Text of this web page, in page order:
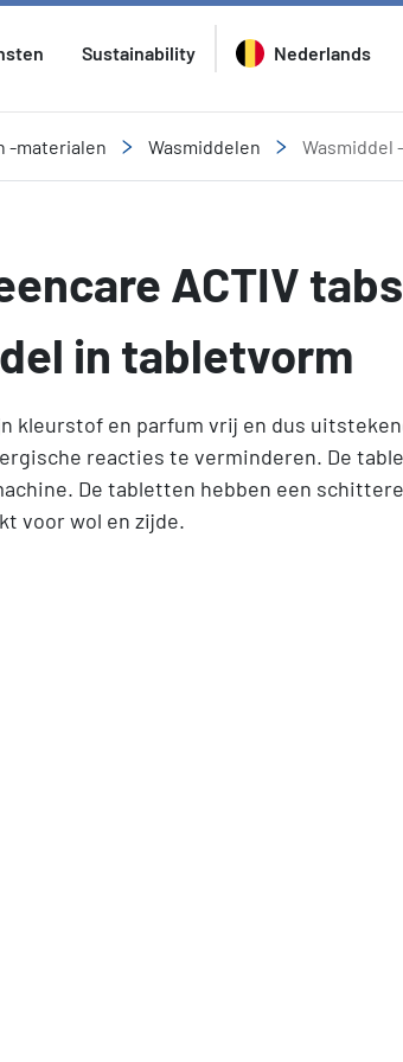
Sustainability Nederlands
-materialen Wasmiddelen Wasmiddel
ACTIV
in tabletvorm
kleurstof en parfum vrij en dus
reacties te verminderen. De
De tabletten hebben een
voor wol en zijde.